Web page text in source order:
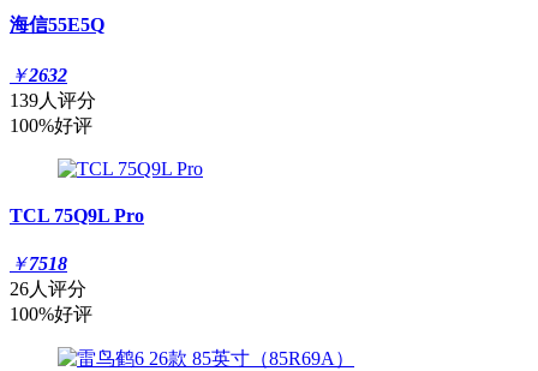
海信55E5Q
￥2632
139人评分
100%好评
TCL 75Q9L Pro
￥7518
26人评分
100%好评